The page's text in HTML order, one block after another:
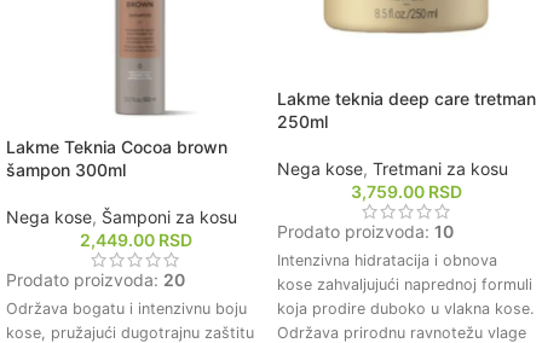
Lakme Teknia Cocoa brown
šampon 300ml
Nega kose, Šamponi za kosu
2,449.00 RSD
Prodato proizvoda: 20
Održava bogatu i intenzivnu boju
kose, pružajući dugotrajnu zaštitu
Lakme teknia deep care tretman
250ml
Nega kose, Tretmani za kosu
3,759.00 RSD
Prodato proizvoda: 10
Intenzivna hidratacija i obnova
kose zahvaljujući naprednoj formuli
koja prodire duboko u vlakna kose.
Održava prirodnu ravnotežu vlage